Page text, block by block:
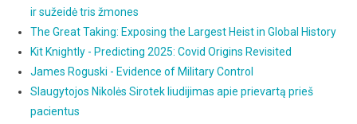
ir sužeidė tris žmones
The Great Taking: Exposing the Largest Heist in Global History
Kit Knightly - Predicting 2025: Covid Origins Revisited
James Roguski - Evidence of Military Control
Slaugytojos Nikolės Sirotek liudijimas apie prievartą prieš
pacientus